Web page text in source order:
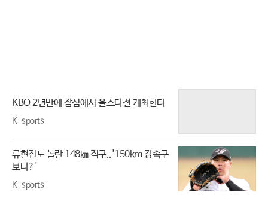
KBO 2년만에 잠심에서 올스타전 개최한다
K-sports
류현진도 놀란 148㎞ 직구..'150km 강속구
보나?'
K-sports